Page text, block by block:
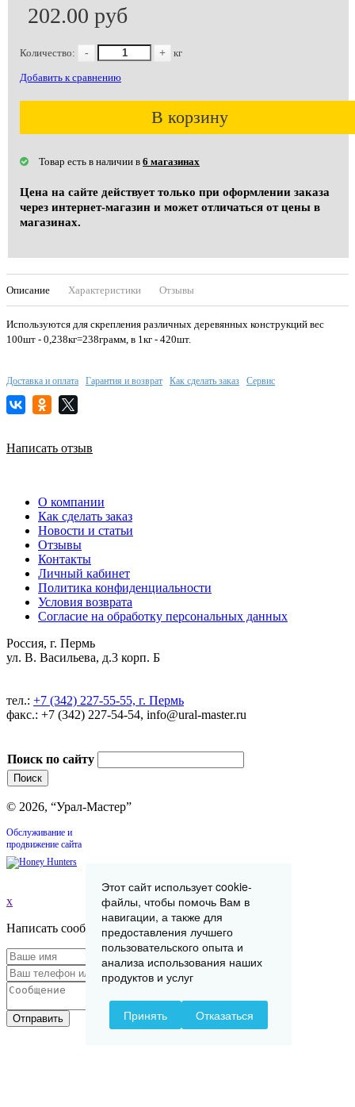
202.00 руб
Количество: - + кг
Добавить к сравнению
В корзину
Товар есть в наличии в 6 магазинах
Цена на сайте действует только при оформлении заказа
через интернет-магазин и может отличаться от цены в
магазинах.
Описание Характеристики Отзывы
Используются для скрепления различных деревянных конструкций вес
100шт - 0,238кг=238грамм, в 1кг - 420шт.
Доставка и оплата Гарантия и возврат Как сделать заказ Сервис
Написать отзыв
О компании
Как сделать заказ
Новости и статьи
Отзывы
Контакты
Личный кабинет
Политика конфиденциальности
Условия возврата
Согласие на обработку персональных данных
Россия, г. Пермь
ул. В. Васильева, д.3 корп. Б
тел.: +7 (342) 227-55-55, г. Пермь
факс.: +7 (342) 227-54-54, info@ural-master.ru
Поиск по сайту
© 2026, “Урал-Мастер”
Обслуживание и
продвижение сайта
x
Написать сообщение
Отправить
Этот сайт использует cookie-
файлы, чтобы помочь Вам в
навигации, а также для
предоставления лучшего
пользовательского опыта и
анализа использования наших
продуктов и услуг
Принять Отказаться